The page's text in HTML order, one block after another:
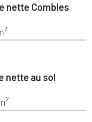
nette Combles
nette au sol